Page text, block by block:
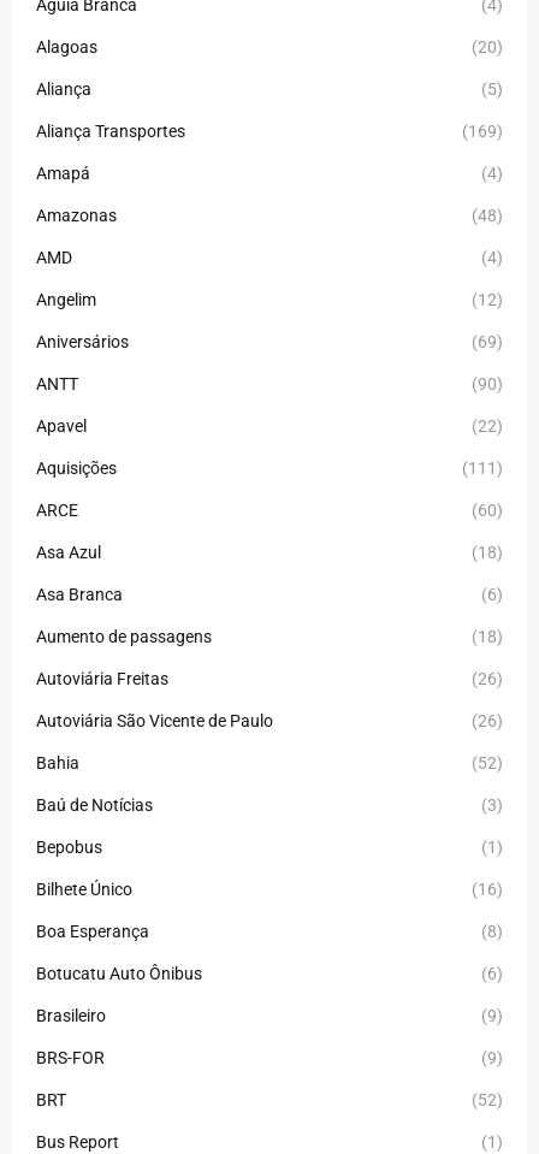
Águia Branca (4)
Alagoas (20)
Aliança (5)
Aliança Transportes (169)
Amapá (4)
Amazonas (48)
AMD (4)
Angelim (12)
Aniversários (69)
ANTT (90)
Apavel (22)
Aquisições (111)
ARCE (60)
Asa Azul (18)
Asa Branca (6)
Aumento de passagens (18)
Autoviária Freitas (26)
Autoviária São Vicente de Paulo (26)
Bahia (52)
Baú de Notícias (3)
Bepobus (1)
Bilhete Único (16)
Boa Esperança (8)
Botucatu Auto Ônibus (6)
Brasileiro (9)
BRS-FOR (9)
BRT (52)
Bus Report (1)